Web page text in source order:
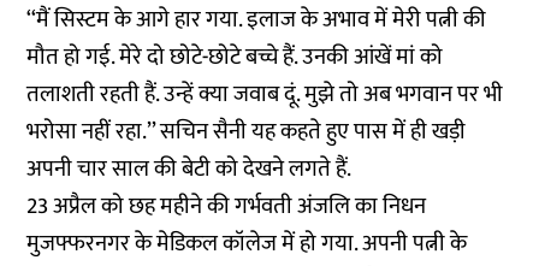
‘‘मैं सिस्टम के आगे हार गया. इलाज के अभाव में मेरी पत्नी की
मौत हो गई. मेरे दो छोटे-छोटे बच्चे हैं. उनकी आंखें मां को
तलाशती रहती हैं. उन्हें क्या जवाब दूं. मुझे तो अब भगवान पर भी
भरोसा नहीं रहा.’’ सचिन सैनी यह कहते हुए पास में ही खड़ी
अपनी चार साल की बेटी को देखने लगते हैं.
23 अप्रैल को छह महीने की गर्भवती अंजलि का निधन
मुजफ्फरनगर के मेडिकल कॉलेज में हो गया. अपनी पत्नी के